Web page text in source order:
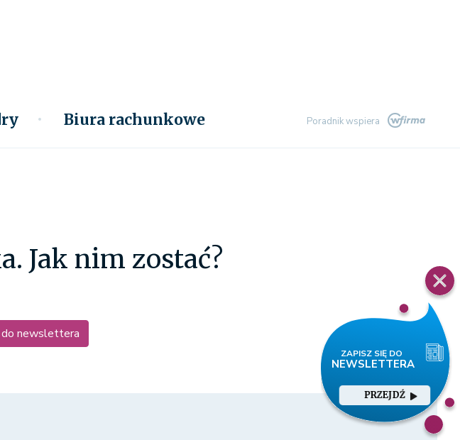
Biura rachunkowe Poradnik wspiera
PRZEJDŹ
Jak nim zostać?
do newslettera